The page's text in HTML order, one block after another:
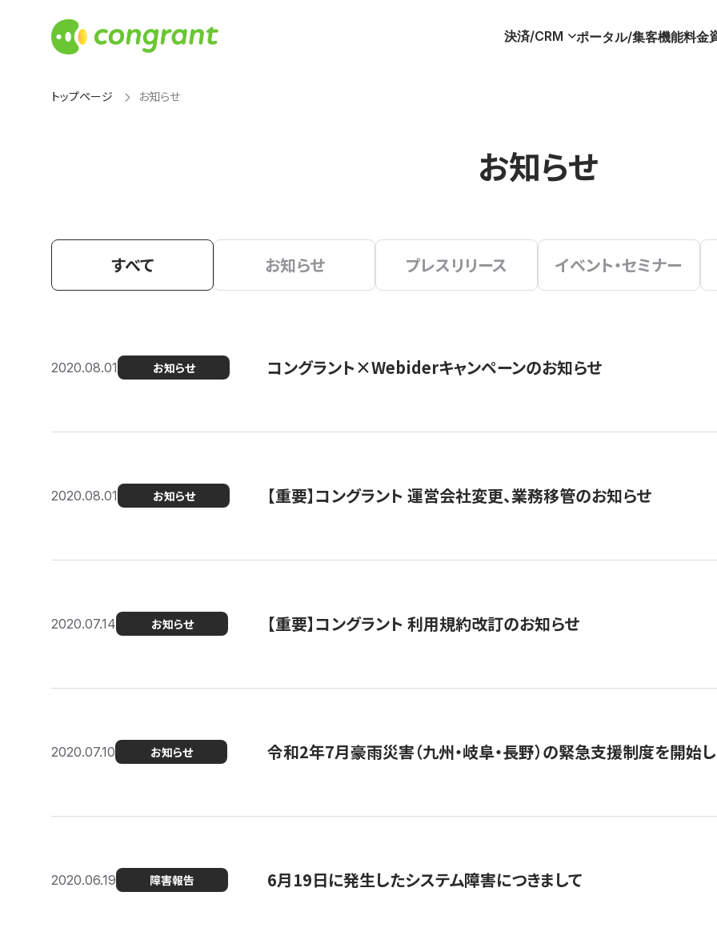
決済/CRM ポータル/集客機能料金
トップページ お知らせ
お知らせ
すべて お知らせ プレスリリース イベント・セミナー
2020.08.01 お知らせ コングラント×Webiderキャンペーンのお知らせ
2020.08.01 お知らせ 【重要】コングラント 運営会社変更、業務移管のお知らせ
2020.07.14 お知らせ 【重要】コングラント 利用規約改訂のお知らせ
2020.07.10 お知らせ 令和2年7月豪雨災害（九州・岐阜・長野）の緊急支援制度を開始
2020.06.19 障害報告 6月19日に発生したシステム障害につきまして